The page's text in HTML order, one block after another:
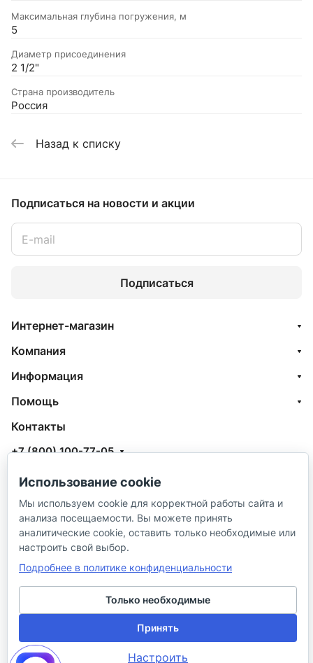
Максимальная глубина погружения, м
5
Диаметр присоединения
2 1/2"
Страна производитель
Россия
Назад к списку
Подписаться на новости и акции
Подписаться
Интернет-магазин
Компания
Информация
Помощь
Контакты
+7 (800) 100-77-05
info@aquatehnik.com
г. Краснодар (Центр),
ул. Чкалова, 167
© 2026 ИП Сибирцев И. В.
Политика в отношении песональных
Использование cookie
Мы используем cookie для корректной работы сайта и
анализа посещаемости. Вы можете принять
аналитические cookie, оставить только необходимые или
настроить свой выбор.
Подробнее в политике конфиденциальности
Только необходимые
Принять
Настроить